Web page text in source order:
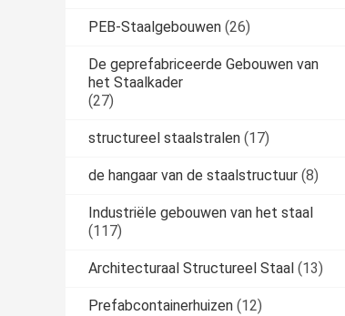
PEB-Staalgebouwen (26)
De geprefabriceerde Gebouwen van
het Staalkader
(27)
structureel staalstralen (17)
de hangaar van de staalstructuur (8)
Industriële gebouwen van het staal
(117)
Architecturaal Structureel Staal (13)
Prefabcontainerhuizen (12)